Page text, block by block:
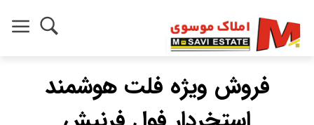
فروش ویژه فلت هوشمند